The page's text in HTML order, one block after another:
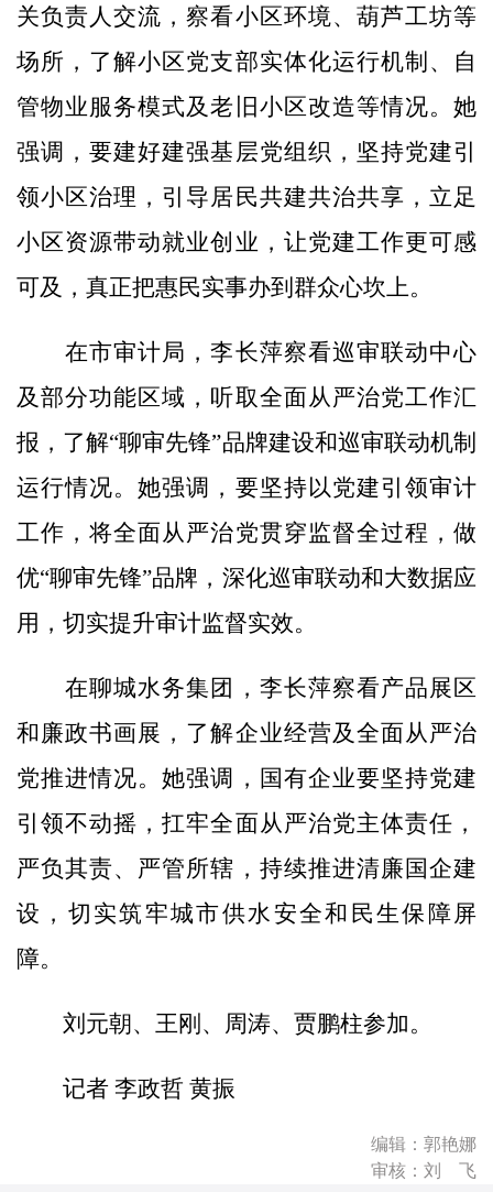
关负责人交流，察看小区环境、葫芦工坊等
场所，了解小区党支部实体化运行机制、自
管物业服务模式及老旧小区改造等情况。她
强调，要建好建强基层党组织，坚持党建引
领小区治理，引导居民共建共治共享，立足
小区资源带动就业创业，让党建工作更可感
可及，真正把惠民实事办到群众心坎上。
在市审计局，李长萍察看巡审联动中心
及部分功能区域，听取全面从严治党工作汇
报，了解“聊审先锋”品牌建设和巡审联动机制
运行情况。她强调，要坚持以党建引领审计
工作，将全面从严治党贯穿监督全过程，做
优“聊审先锋”品牌，深化巡审联动和大数据应
用，切实提升审计监督实效。
在聊城水务集团，李长萍察看产品展区
和廉政书画展，了解企业经营及全面从严治
党推进情况。她强调，国有企业要坚持党建
引领不动摇，扛牢全面从严治党主体责任，
严负其责、严管所辖，持续推进清廉国企建
设，切实筑牢城市供水安全和民生保障屏
障。
刘元朝、王刚、周涛、贾鹏柱参加。
记者 李政哲 黄振
编辑：郭艳娜
审核：刘 飞